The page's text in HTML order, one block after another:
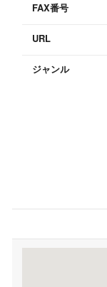
FAX番号
URL
ジャンル